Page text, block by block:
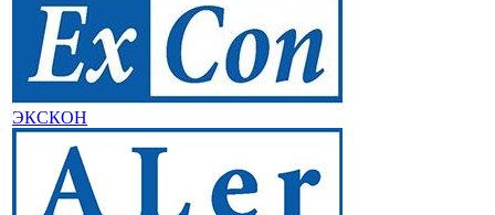
ЭКСКОН